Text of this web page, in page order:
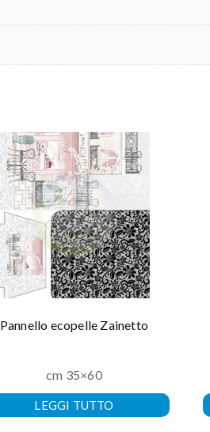
Pannello ecopelle Zainetto
cm 35×60
LEGGI TUTTO